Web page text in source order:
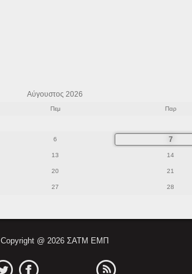
Αύγουστος 2026
Πεμ Παρ
6 7
13 14
20 21
27 28
Copyright @ 2026 ΣΑΤΜ ΕΜΠ